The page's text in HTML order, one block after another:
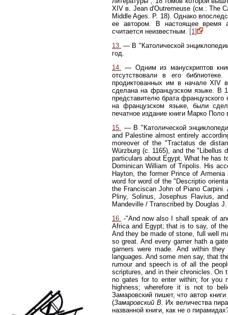
XIV в. Jean d'Outremeuse (см.: The
Middle Ages. P. 18). Однако
ее автором. В настоящее время
считается неизвестным. [1]
13. — В "Католической
год.
14. — Одним из манускриптов
отсутствовали в его
продиктованных им в начале XIV
сделана на французском языке. В
представителю брата
на французском языке, были
печатное издание книги Марко
15. — В "Католической
and Palestine almost entirely
moreover of the "Tractatus de
Würzburg (с. 1165), and the "Libellus
particulars about Egypt. What he has
Dominican William of Tripolis. His
Hayton, the former Prince of
word for word of the "Descriptio
the Franciscan John of Piano
Pliny, Solinus, Josephus Flavius,
Mandeville / Transcribed by Douglas
16. -"And now also I shall speak of
Africa and Egypt; that is to say, of
And they be made of stone, full well
so great. And every garner hath a
garners were made. And within
languages. And some men say, that
rumour and speech is of all the
scriptures, and in their chronicles. On
no gates for to enter within; for you
highness; wherefore it is not to
Замаровский пишет, что автор
(Замаровский В. Их величества
названной книги, как не о